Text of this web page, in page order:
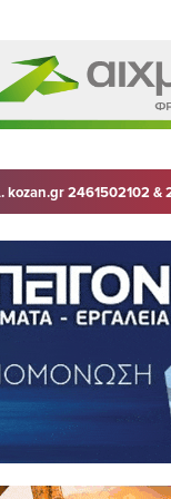
kozan.gr 2461502102